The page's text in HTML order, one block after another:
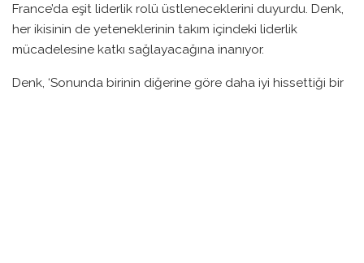
France’da eşit liderlik rolü üstleneceklerini duyurdu. Denk,
her ikisinin de yeteneklerinin takım içindeki liderlik
mücadelesine katkı sağlayacağına inanıyor.
Denk, ‘Sonunda birinin diğerine göre daha iyi hissettiği bir